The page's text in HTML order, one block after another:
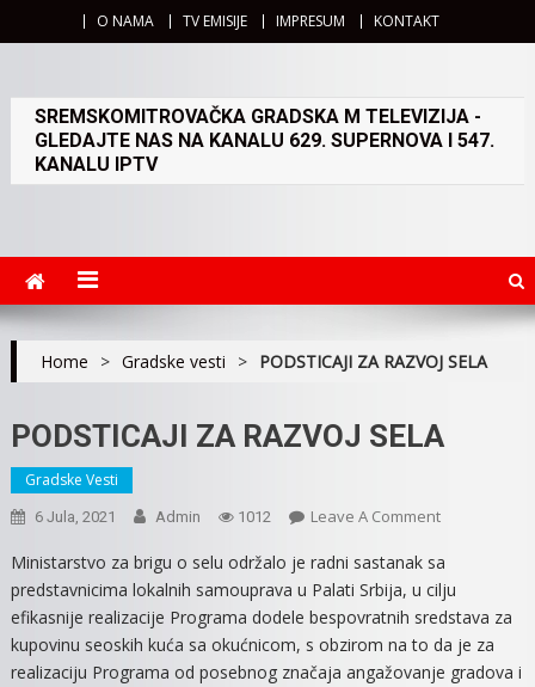
O NAMA TV EMISIJE IMPRESUM KONTAKT
SREMSKOMITROVAČKA GRADSKA M TELEVIZIJA -
GLEDAJTE NAS NA KANALU 629. SUPERNOVA I 547.
KANALU IPTV
Home > Gradske vesti > PODSTICAJI ZA RAZVOJ SELA
PODSTICAJI ZA RAZVOJ SELA
Gradske Vesti
6 Jula, 2021 Admin 1012 Leave A CommentOn
ZA
RAZVOJ
SELA
Ministarstvo za brigu o selu održalo je radni sastanak sa
predstavnicima lokalnih samouprava u Palati Srbija, u cilju
efikasnije realizacije Programa dodele bespovratnih sredstava za
kupovinu seoskih kuća sa okućnicom, s obzirom na to da je za
realizaciju Programa od posebnog značaja angažovanje gradova i